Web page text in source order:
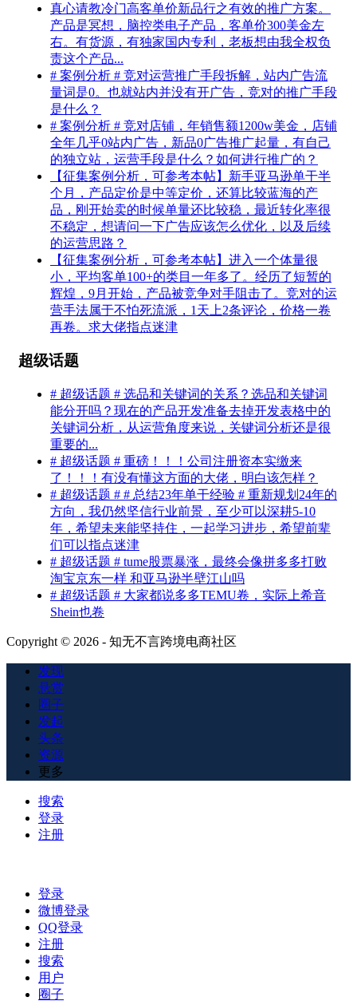
真心请教冷门高客单价新品行之有效的推广方案。
产品是冥想，脑控类电子产品，客单价300美金左
右。有货源，有独家国内专利，老板想由我全权负
责这个产品...
# 案例分析 # 竞对运营推广手段拆解，站内广告流
量词是0。也就站内并没有开广告，竞对的推广手段
是什么？
# 案例分析 # 竞对店铺，年销售额1200w美金，店铺
全年几乎0站内广告，新品0广告推广起量，有自己
的独立站，运营手段是什么？如何进行推广的？
【征集案例分析，可参考本帖】新手亚马逊单干半
个月，产品定价是中等定价，还算比较蓝海的产
品，刚开始卖的时候单量还比较稳，最近转化率很
不稳定，想请问一下广告应该怎么优化，以及后续
的运营思路？
【征集案例分析，可参考本帖】进入一个体量很
小，平均客单100+的类目一年多了。经历了短暂的
辉煌，9月开始，产品被竞争对手阻击了。竞对的运
营手法属于不怕死流派，1天上2条评论，价格一卷
再卷。求大佬指点迷津
超级话题
# 超级话题 # 选品和关键词的关系？选品和关键词
能分开吗？现在的产品开发准备去掉开发表格中的
关键词分析，从运营角度来说，关键词分析还是很
重要的...
# 超级话题 # 重磅！！！公司注册资本实缴来
了！！！有没有懂这方面的大佬，明白该怎样？
# 超级话题 # # 总结23年单干经验 # 重新规划24年的
方向，我仍然坚信行业前景，至少可以深耕5-10
年，希望未来能坚持住，一起学习进步，希望前辈
们可以指点迷津
# 超级话题 # tume股票暴涨，最终会像拼多多打败
淘宝京东一样 和亚马逊半壁江山吗
# 超级话题 # 大家都说多多TEMU卷，实际上希音
Shein也卷
Copyright © 2026 - 知无不言跨境电商社区
发现
悬赏
圈子
发起
头条
资源
更多
搜索
登录
注册
登录
微博登录
QQ登录
注册
搜索
用户
圈子